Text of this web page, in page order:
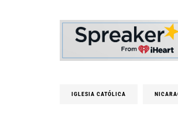
IGLESIA CATÓLICA